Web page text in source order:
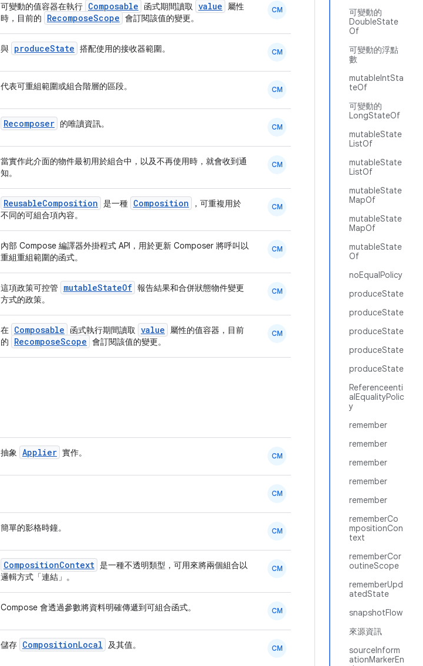
可變動的
DoubleState
Of
可變動的浮點
數
mutableIntSta
teOf
可變動的
LongStateOf
mutableState
ListOf
mutableState
ListOf
mutableState
MapOf
mutableState
MapOf
mutableState
Of
noEqualPolicy
produceState
produceState
produceState
produceState
produceState
Referenceenti
alEqualityPolic
y
remember
remember
remember
remember
remember
rememberCo
mpositionCon
text
rememberCor
outineScope
rememberUpd
atedState
snapshotFlow
來源資訊
sourceInform
ationMarkerEn
可變動的值容器在執行 Composable 函式期間讀取 value
屬性
時，目前的
RecomposeScope 會訂閱該值的變更。
CM
與 produceState 搭配使用的接收器範圍。 CM
代表可重組範圍或組合階層的區段。 CM
Recomposer 的唯讀資訊。 CM
當實作此介面的物件最初用於組合中，以及不再使用時，就會收到通
知。
CM
ReusableComposition 是一種 Composition
，可重複用於
不同的可組合項內容。
CM
內部 Compose 編譯器外掛程式 API，用於更新 Composer 將呼叫以
重組重組範圍的函式。
CM
這項政策可控管 mutableStateOf 報告結果和合併狀態物件變更
方式的政策。
CM
在 Composable 函式執行期間讀取 value
屬性的值容器，目前
的
RecomposeScope 會訂閱該值的變更。
CM
抽象 Applier 實作。 CM
CM
簡單的影格時鐘。 CM
CompositionContext 是一種不透明類型，可用來將兩個組合以
邏輯方式「連結」。
CM
Compose 會透過參數將資料明確傳遞到可組合函式。 CM
儲存 CompositionLocal 及其值。 CM